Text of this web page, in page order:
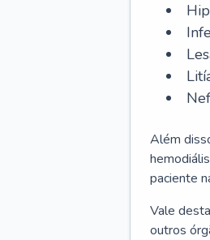
Além
paciente
Vale
outros